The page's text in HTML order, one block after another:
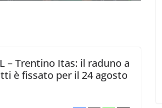
– Trentino Itas: il raduno a
è fissato per il 24 agosto